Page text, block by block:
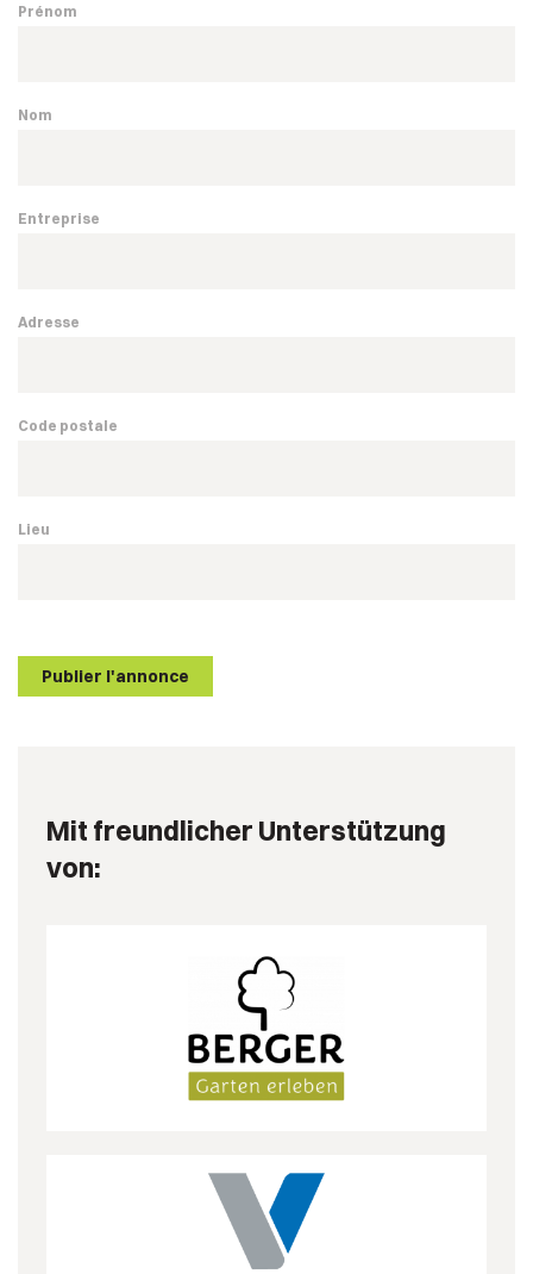
Prénom
Nom
Entreprise
Adresse
Code postale
Lieu
Publier l'annonce
Mit freundlicher Unterstützung
von: